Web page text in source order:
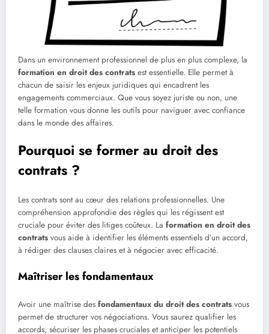
Dans un environnement professionnel de plus en plus complexe, la
formation en droit des contrats est essentielle. Elle permet à
chacun de saisir les enjeux juridiques qui encadrent les
engagements commerciaux. Que vous soyez juriste ou non, une
telle formation vous donne les outils pour naviguer avec confiance
dans le monde des affaires.
Pourquoi se former au droit des
contrats ?
Les contrats sont au cœur des relations professionnelles. Une
compréhension approfondie des règles qui les régissent est
cruciale pour éviter des litiges coûteux. La formation en droit des
contrats vous aide à identifier les éléments essentiels d’un accord,
à rédiger des clauses claires et à négocier avec efficacité.
Maîtriser les fondamentaux
Avoir une maîtrise des fondamentaux du droit des contrats vous
permet de structurer vos négociations. Vous saurez qualifier les
accords, sécuriser les phases cruciales et anticiper les potentiels